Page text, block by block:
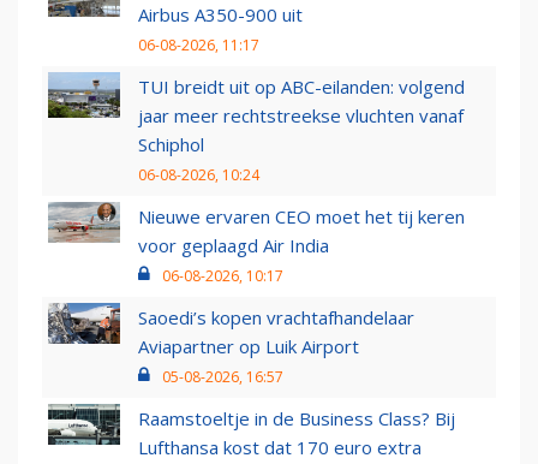
Airbus A350-900 uit
06-08-2026, 11:17
TUI breidt uit op ABC-eilanden: volgend
jaar meer rechtstreekse vluchten vanaf
Schiphol
06-08-2026, 10:24
Nieuwe ervaren CEO moet het tij keren
voor geplaagd Air India
06-08-2026, 10:17
Saoedi’s kopen vrachtafhandelaar
Aviapartner op Luik Airport
05-08-2026, 16:57
Raamstoeltje in de Business Class? Bij
Lufthansa kost dat 170 euro extra